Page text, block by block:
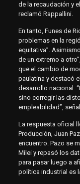
de la recaudación y
reclamó Rappallini.
En tanto, Funes de
problemas en la
equitativa”.
de un extremo a
que el cambio de
paulatina y destacó
desarrollo nacional.
sino corregir las
empleabilidad”,
La respuesta oficial
Producción, Juan
encuentro. Pazo se
Milei y repasó los
para pasar luego a
política industrial es